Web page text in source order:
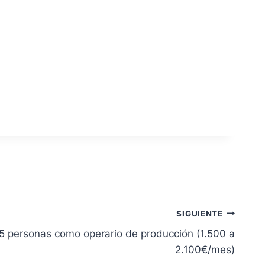
SIGUIENTE
personas como operario de producción (1.500 a
2.100€/mes)